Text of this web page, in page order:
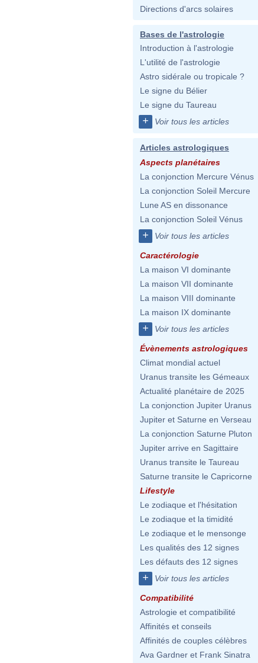
Directions d'arcs solaires
Bases de l'astrologie
Introduction à l'astrologie
L'utilité de l'astrologie
Astro sidérale ou tropicale ?
Le signe du Bélier
Le signe du Taureau
+ Voir tous les articles
Articles astrologiques
Aspects planétaires
La conjonction Mercure Vénus
La conjonction Soleil Mercure
Lune AS en dissonance
La conjonction Soleil Vénus
+ Voir tous les articles
Caractérologie
La maison VI dominante
La maison VII dominante
La maison VIII dominante
La maison IX dominante
+ Voir tous les articles
Évènements astrologiques
Climat mondial actuel
Uranus transite les Gémeaux
Actualité planétaire de 2025
La conjonction Jupiter Uranus
Jupiter et Saturne en Verseau
La conjonction Saturne Pluton
Jupiter arrive en Sagittaire
Uranus transite le Taureau
Saturne transite le Capricorne
Lifestyle
Le zodiaque et l'hésitation
Le zodiaque et la timidité
Le zodiaque et le mensonge
Les qualités des 12 signes
Les défauts des 12 signes
+ Voir tous les articles
Compatibilité
Astrologie et compatibilité
Affinités et conseils
Affinités de couples célèbres
Ava Gardner et Frank Sinatra